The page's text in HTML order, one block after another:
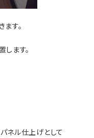
す。
ます。
ネル仕上げとして